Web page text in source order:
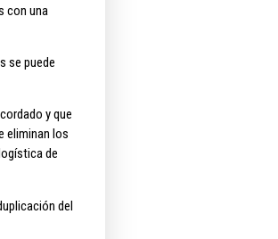
con una
se puede
y que
eliminan los
de
del